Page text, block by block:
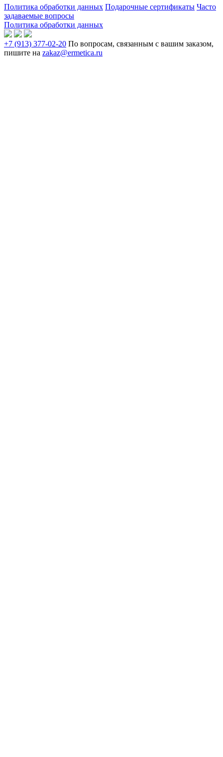
Политика обработки данных Подарочные сертификаты Часто
задаваемые вопросы
Политика обработки данных
+7 (913) 377-02-20 По вопросам, связанным с вашим заказом,
пишите на zakaz@ermetica.ru